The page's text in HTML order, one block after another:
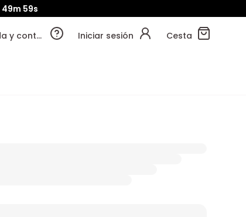
49m 57s
Ayuda y contacto Iniciar sesión Cesta